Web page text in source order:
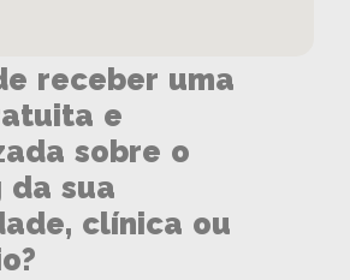
receber uma
e
sobre o
da sua
clínica ou